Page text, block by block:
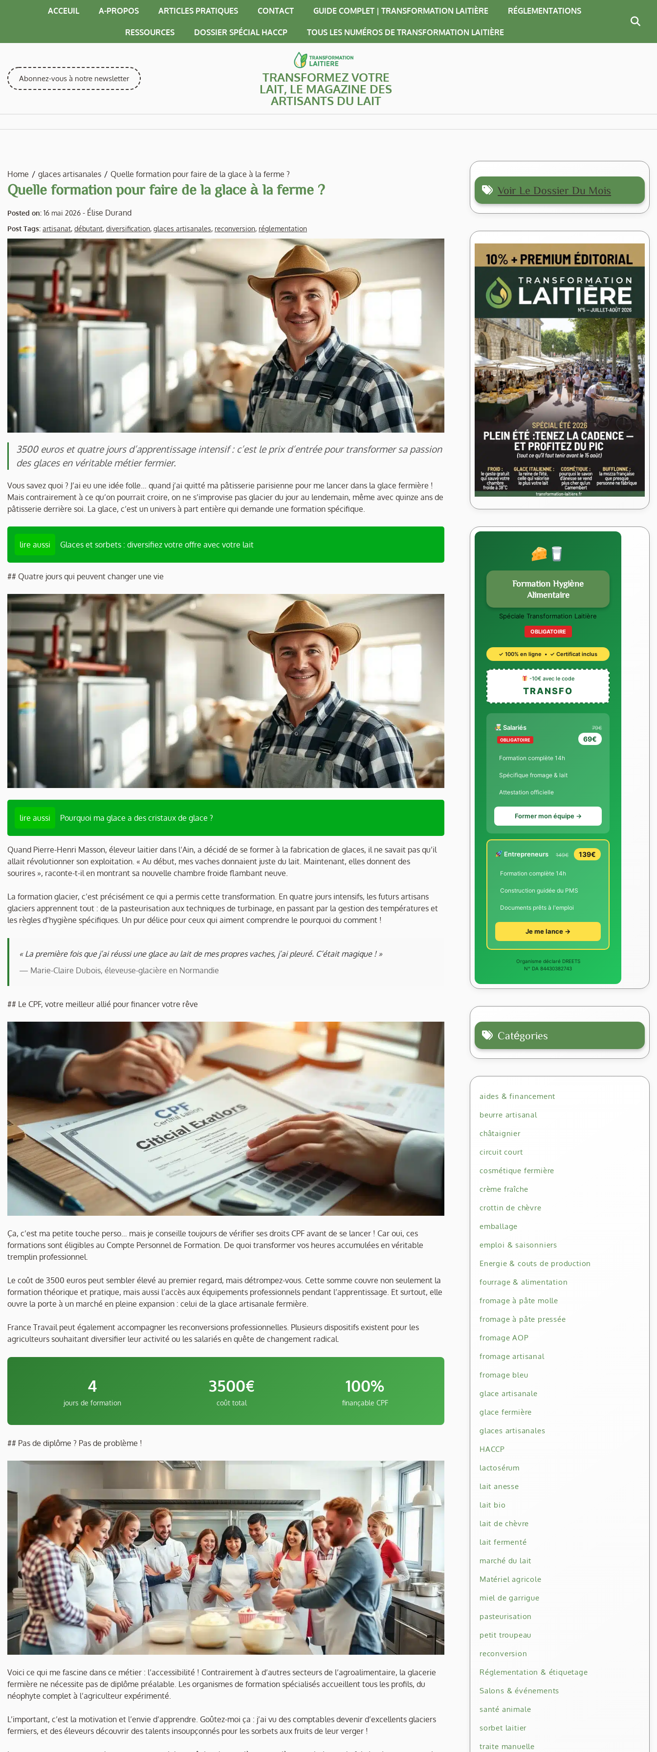
ACCEUIL A-PROPOS ARTICLES PRATIQUES CONTACT GUIDE COMPLET | TRANSFORMATION LAITIÈRE RÉGLEMENTATIONS
RESSOURCES DOSSIER SPÉCIAL HACCP TOUS LES NUMÉROS DE TRANSFORMATION LAITIÈRE
Abonnez-vous à notre newsletter TRANSFORMEZ VOTRE
LAIT, LE MAGAZINE DES
ARTISANTS DU LAIT
Home glaces artisanales Quelle formation pour faire de la glace à la ferme ?
Quelle formation pour faire de la glace à la ferme ?
Posted on: 16 mai 2026 - Élise Durand
Post Tags: artisanat, débutant, diversification, glaces artisanales, reconversion, réglementation
3500 euros et quatre jours d’apprentissage intensif : c’est le prix d’entrée pour transformer sa passion
des glaces en véritable métier fermier.
Vous savez quoi ? J’ai eu une idée folle… quand j’ai quitté ma pâtisserie parisienne pour me lancer dans la glace fermière !
Mais contrairement à ce qu’on pourrait croire, on ne s’improvise pas glacier du jour au lendemain, même avec quinze ans de
pâtisserie derrière soi. La glace, c’est un univers à part entière qui demande une formation spécifique.
lire aussi Glaces et sorbets : diversifiez votre offre avec votre lait
## Quatre jours qui peuvent changer une vie
lire aussi Pourquoi ma glace a des cristaux de glace ?
Quand Pierre-Henri Masson, éleveur laitier dans l’Ain, a décidé de se former à la fabrication de glaces, il ne savait pas qu’il
allait révolutionner son exploitation. « Au début, mes vaches donnaient juste du lait. Maintenant, elles donnent des
sourires », raconte-t-il en montrant sa nouvelle chambre froide flambant neuve.
La formation glacier, c’est précisément ce qui a permis cette transformation. En quatre jours intensifs, les futurs artisans
glaciers apprennent tout : de la pasteurisation aux techniques de turbinage, en passant par la gestion des températures et
les règles d’hygiène spécifiques. Un pur délice pour ceux qui aiment comprendre le pourquoi du comment !
« La première fois que j’ai réussi une glace au lait de mes propres vaches, j’ai pleuré. C’était magique ! »
— Marie-Claire Dubois, éleveuse-glacière en Normandie
## Le CPF, votre meilleur allié pour financer votre rêve
Ça, c’est ma petite touche perso… mais je conseille toujours de vérifier ses droits CPF avant de se lancer ! Car oui, ces
formations sont éligibles au Compte Personnel de Formation. De quoi transformer vos heures accumulées en véritable
tremplin professionnel.
Le coût de 3500 euros peut sembler élevé au premier regard, mais détrompez-vous. Cette somme couvre non seulement la
formation théorique et pratique, mais aussi l’accès aux équipements professionnels pendant l’apprentissage. Et surtout, elle
ouvre la porte à un marché en pleine expansion : celui de la glace artisanale fermière.
France Travail peut également accompagner les reconversions professionnelles. Plusieurs dispositifs existent pour les
agriculteurs souhaitant diversifier leur activité ou les salariés en quête de changement radical.
4
jours de formation
3500€
coût total
100%
finançable CPF
## Pas de diplôme ? Pas de problème !
Voici ce qui me fascine dans ce métier : l’accessibilité ! Contrairement à d’autres secteurs de l’agroalimentaire, la glacerie
fermière ne nécessite pas de diplôme préalable. Les organismes de formation spécialisés accueillent tous les profils, du
néophyte complet à l’agriculteur expérimenté.
L’important, c’est la motivation et l’envie d’apprendre. Goûtez-moi ça : j’ai vu des comptables devenir d’excellents glaciers
fermiers, et des éleveurs découvrir des talents insoupçonnés pour les sorbets aux fruits de leur verger !
Voir Le Dossier Du Mois
Formation Hygiène
Alimentaire
Spéciale Transformation Laitière
OBLIGATOIRE
✓ 100% en ligne • ✓ Certificat inclus
-10€ avec le code
TRANSFO
Salariés
OBLIGATOIRE
79€
69€
Formation complète 14h
Spécifique fromage & lait
Attestation officielle
Former mon équipe →
Entrepreneurs 149€ 139€
Formation complète 14h
Construction guidée du PMS
Documents prêts à l'emploi
Je me lance →
Organisme déclaré DREETS
N° DA 84430382743
Catégories
aides & financement
beurre artisanal
châtaignier
circuit court
cosmétique fermière
crème fraîche
crottin de chèvre
emballage
emploi & saisonniers
Energie & couts de production
fourrage & alimentation
fromage à pâte molle
fromage à pâte pressée
fromage AOP
fromage artisanal
fromage bleu
glace artisanale
glace fermière
glaces artisanales
HACCP
lactosérum
lait anesse
lait bio
lait de chèvre
lait fermenté
marché du lait
Matériel agricole
miel de garrigue
pasteurisation
petit troupeau
reconversion
Réglementation & étiquetage
Salons & événements
santé animale
sorbet laitier
traite manuelle